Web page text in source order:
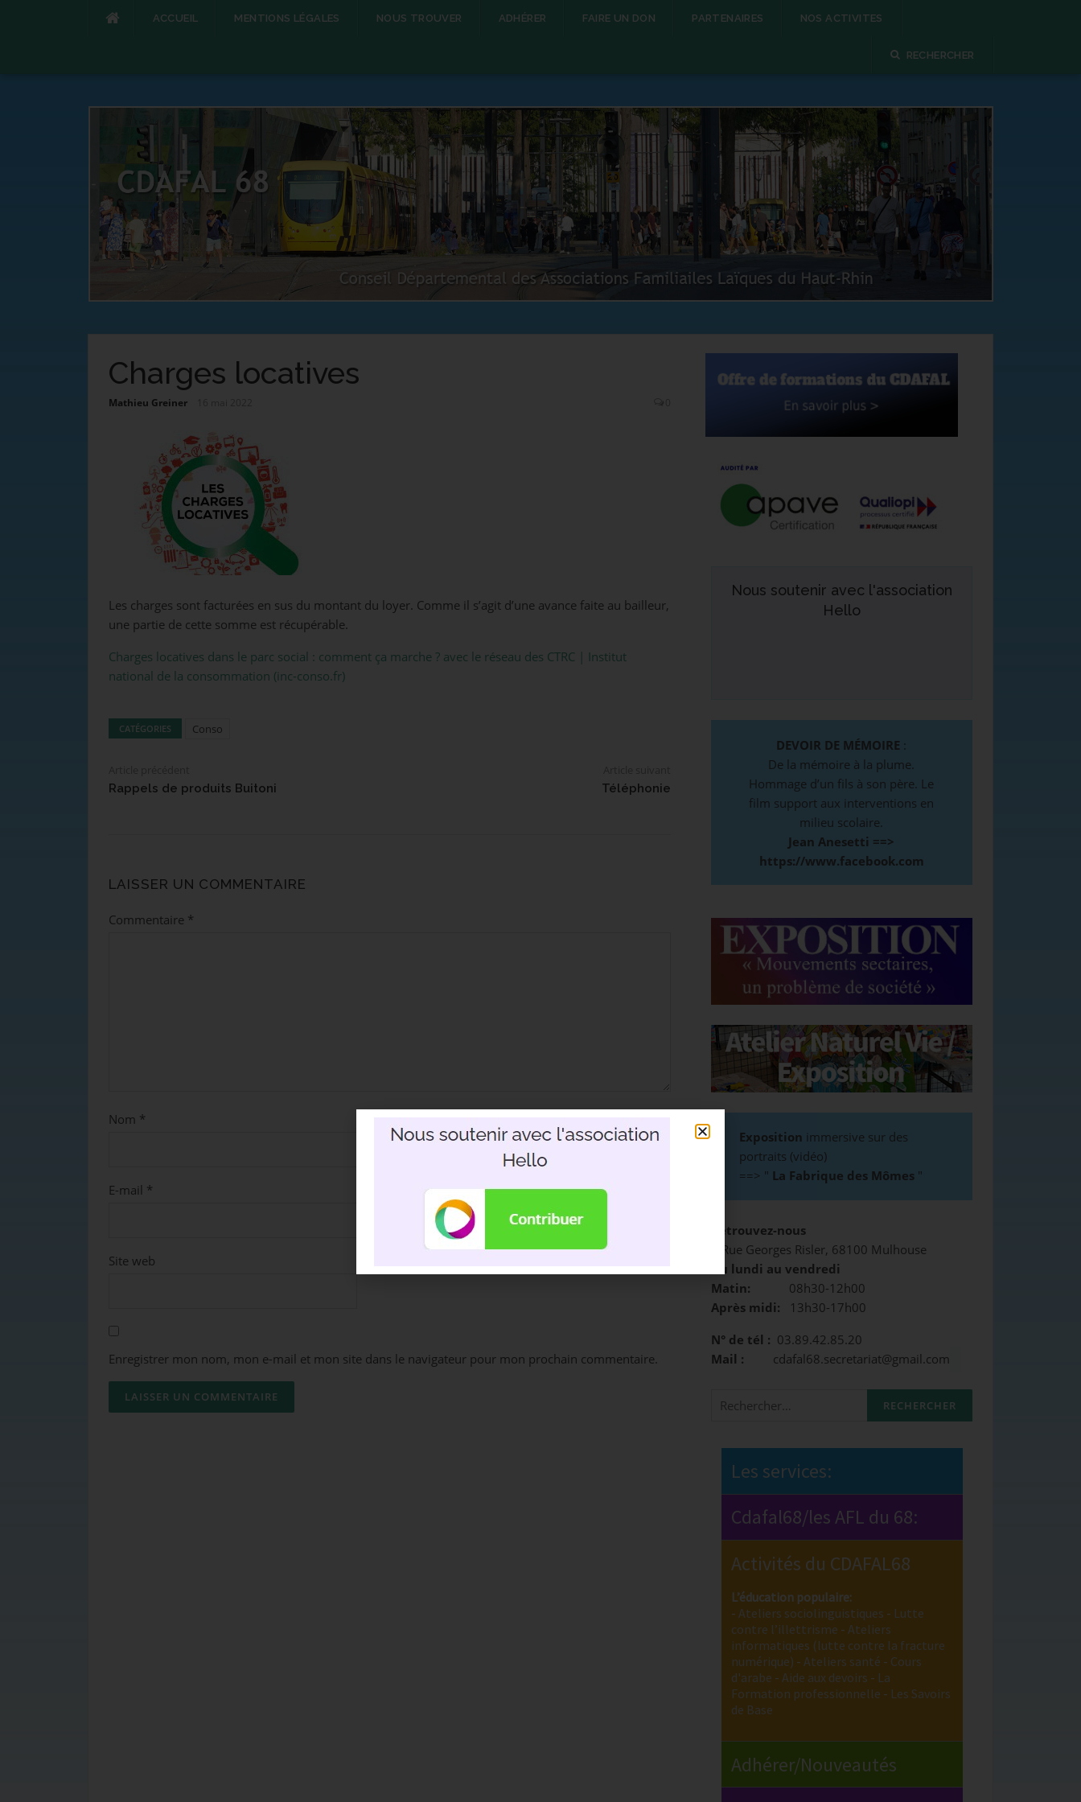
ACCUEIL MENTIONS LÉGALES NOUS TROUVER ADHÉRER FAIRE UN DON PARTENAIRES NOS ACTIVITES
RECHERCHER
Charges locatives
Mathieu Greiner
Les charges sont facturées en sus du montant du loyer. Comme il s’agit d’une avance faite au bailleur,
une partie de cette somme est récupérable.
Charges locatives dans le parc social : comment ça marche ? avec le réseau des CTRC | Institut
national de la consommation (inc-conso.fr)
CATÉGORIES Conso
Rappels de produits Buitoni
Téléphonie
LAISSER UN COMMENTAIRE
Commentaire *
Nom *
E-mail *
Site web
Enregistrer mon nom, mon e-mail et mon site dans le navigateur pour mon prochain commentaire.
Nous soutenir avec l'association
Hello
DEVOIR DE MÉMOIRE :
De la mémoire à la plume.
Hommage d’un fils à son père. Le
film support aux interventions en
milieu scolaire.
Jean Anesetti ==>
https://www.facebook.com
Exposition immersive sur des
portraits (vidéo)
==> " La Fabrique des Mômes "
Retrouvez-nous
3 Rue Georges Risler, 68100 Mulhouse
Du lundi au vendredi
Matin: 08h30-12h00
Après midi: 13h30-17h00
N° de tél : 03.89.42.85.20
Mail : cdafal68.secretariat@gmail.com